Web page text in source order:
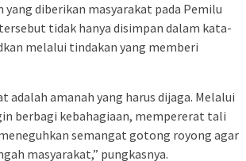
yang diberikan masyarakat pada Pemilu
tidak hanya disimpan dalam kata-
melalui tindakan yang memberi
adalah amanah yang harus dijaga. Melalui
berbagi kebahagiaan, mempererat tali
semangat gotong royong agar
masyarakat,” pungkasnya.